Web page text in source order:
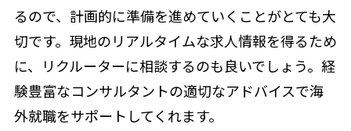
るので、計画的に準備を進めていくことがとても大
切です。現地のリアルタイムな求人情報を得るため
に、リクルーターに相談するのも良いでしょう。経
験豊富なコンサルタントの適切なアドバイスで海
外就職をサポートしてくれます。